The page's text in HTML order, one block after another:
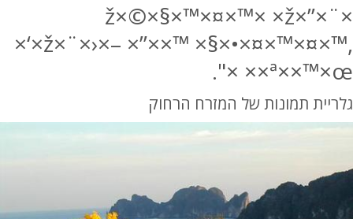
×ž×©×§×™×¤×™× ×ž×”×¨
×‘×ž×¨×›×– ×”××™ ×§×•×¤×™×¤×™,
×ª××™×œ× ×".
גלריית תמונות של המזרח הרחוק